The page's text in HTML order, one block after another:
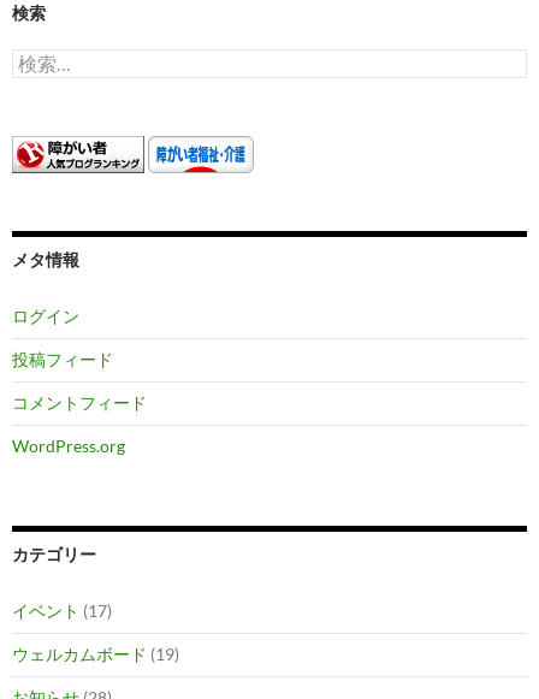
検索
検
索:
メタ情報
ログイン
投稿フィード
コメントフィード
WordPress.org
カテゴリー
イベント (17)
ウェルカムボード (19)